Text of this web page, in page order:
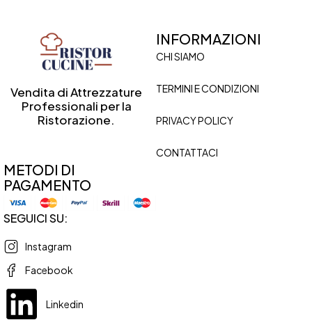
Vendita di Attrezzature
Professionali per la
Ristorazione.
INFORMAZIONI
CHI SIAMO
TERMINI E CONDIZIONI
PRIVACY POLICY
CONTATTACI
METODI DI
PAGAMENTO
SEGUICI SU:
Instagram
Facebook
Linkedin